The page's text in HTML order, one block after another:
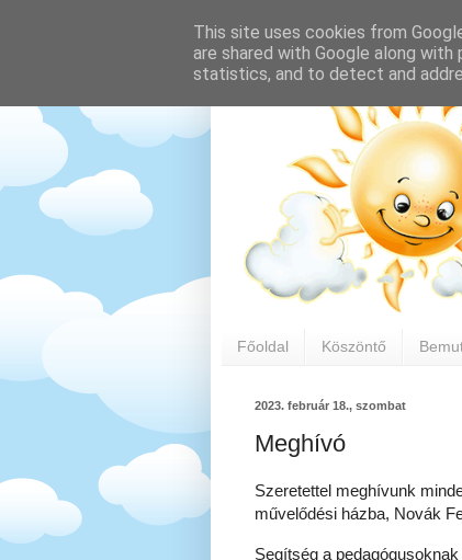
Főoldal Köszöntő
2023. február 18., szombat
Meghívó
Szeretettel meghívunk
művelődési házba, Novák
Segítség a
This site uses cookies from
are shared with Google along
statistics, and to detect and